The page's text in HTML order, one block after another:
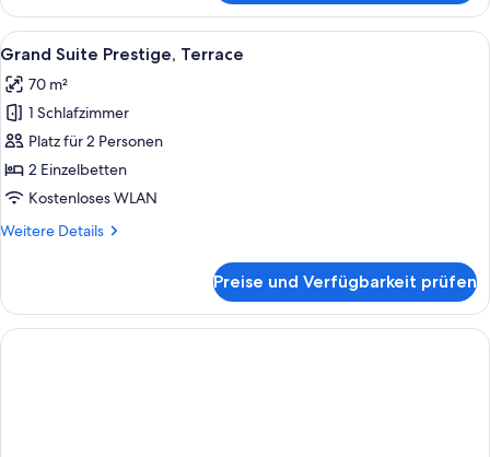
Suite
(2
adults)
Alle
Fotos
für
Grand
Suite
Prestige,
Terrace
Ein stilvolles Wohnzimmer mit einer
5
Grand Suite Prestige, Terrace
70 m²
1 Schlafzimmer
Platz für 2 Personen
2 Einzelbetten
Kostenloses WLAN
Weitere Details
Weitere
Suite
Prestige,
Terrace
Preise und Verfügbarkeit prüfen